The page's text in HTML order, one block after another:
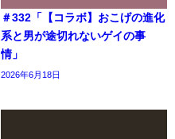
＃332「【コラボ】おこげの進化
系と男が途切れないゲイの事
情」
2026年6月18日